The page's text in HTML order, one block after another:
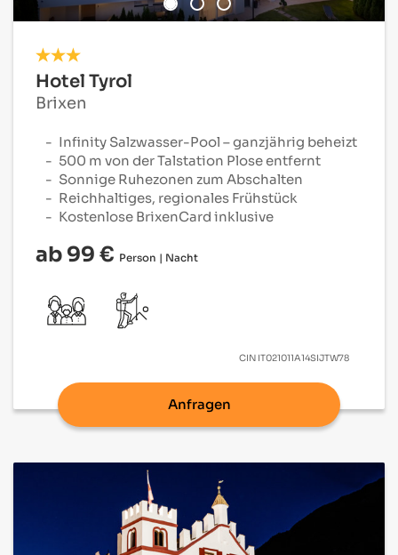
Hotel Tyrol
Brixen
Infinity Salzwasser-Pool – ganzjährig beheizt
500 m von der Talstation Plose entfernt
Sonnige Ruhezonen zum Abschalten
Reichhaltiges, regionales Frühstück
Kostenlose BrixenCard inklusive
ab 99 € Person | Nacht
CIN IT021011A14SIJTW78
Anfragen